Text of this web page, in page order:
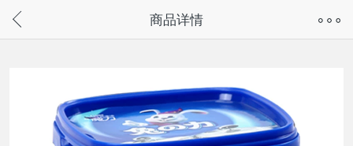
请通过微信或支付宝搜“奇兔客小程序”访问
商品详情